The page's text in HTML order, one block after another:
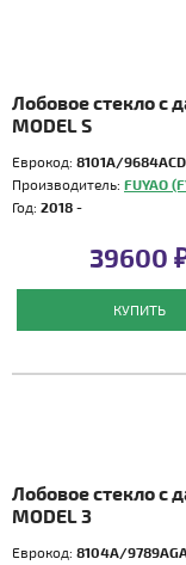
Лобовое стекло с
MODEL S
Еврокод: 8101A/
Производитель: FUYAO
Год: 2018 -
39600
КУПИТЬ
Лобовое стекло с
MODEL 3
Еврокод: 8104A/